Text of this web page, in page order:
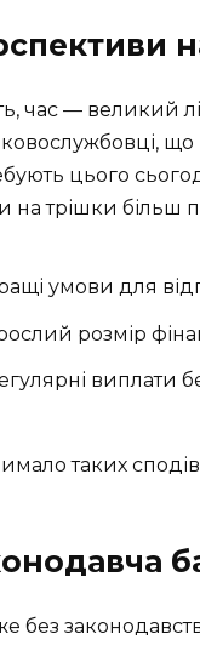
час — великий
цього
на трішки більш
умови для
розмір
виплати
таких
без